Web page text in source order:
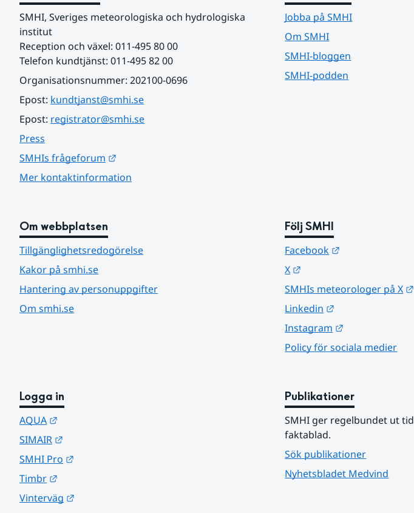
SMHI, Sveriges meteorologiska och hydrologiska
institut
Reception och växel: 011-495 80 00
Telefon kundtjänst: 011-495 82 00
Organisationsnummer: 202100-0696
Epost: kundtjanst@smhi.se
Epost: registrator@smhi.se
Press
SMHIs frågeforum
Mer kontaktinformation
Jobba på SMHI
Om SMHI
SMHI-bloggen
SMHI-podden
Om webbplatsen
Tillgänglighetsredogörelse
Kakor på smhi.se
Hantering av personuppgifter
Om smhi.se
Följ SMHI
Facebook
X
SMHIs meteorologer på X
Linkedin
Instagram
Policy för sociala medier
Logga in
AQUA
SIMAIR
SMHI Pro
Timbr
Vinterväg
Publikationer
SMHI ger regelbundet ut
faktablad.
Sök publikationer
Nyhetsbladet Medvind